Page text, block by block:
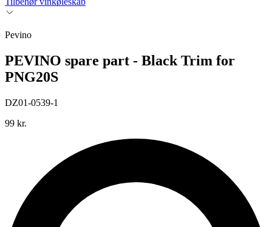
Pevino
PEVINO spare part - Black Trim for
PNG20S
DZ01-0539-1
99 kr.